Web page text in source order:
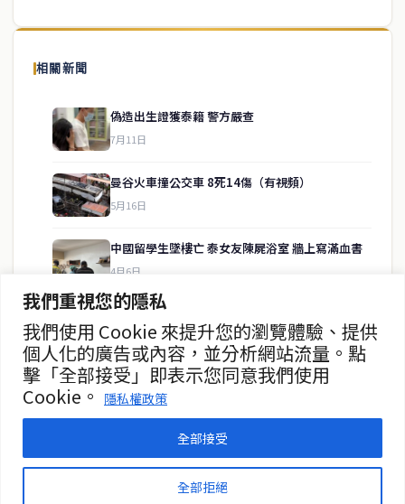
我們重視您的隱私
我們使用 Cookie 來提升您的瀏覽體驗、提供
個人化的廣告或內容，並分析網站流量。點
擊「全部接受」即表示您同意我們使用
Cookie。
隱私權政策
全部拒絕
全部接受
相關新聞
偽造出生證獲泰籍 警方嚴查
7月11日
曼谷火車撞公交車 8死14傷（有視頻）
5月16日
中國留學生墜樓亡 泰女友陳屍浴室 牆上寫滿血書
4月6日
5700萬升燃油失蹤 特案廳介入調查
4月4日
泰王御准阿努庭新內閣 等候公報
3月31日
泰國中文新聞（TCN）是一家總部設於曼谷的中文新聞媒體，致力於
供即時、客觀、多元的中文新聞內容。
房地產
聯絡資訊
歡迎來信洽詢合作事宜
或提供新聞線索
service@thaichinesenews.com
© 2026 泰國中文新聞 TCN — All Rights Reserved